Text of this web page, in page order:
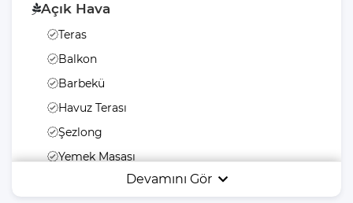
Açık Hava
Teras
Balkon
Barbekü
Havuz Terası
Şezlong
Yemek Masası
Bahçe MobilyasıDevamını Gör